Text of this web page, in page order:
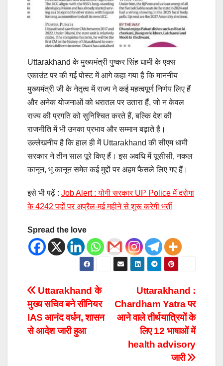
Uttarakhand के मुख्यमंत्री पुष्कर सिंह धामी के एक्स
एकाउंट पर की गई पोस्ट में आगे कहा गया है कि माननीय
मुख्यमंत्री जी के नेतृत्व में राज्य ने कई महत्वपूर्ण निर्णय लिए हैं
और अनेक योजनाओं को धरातल पर उतारा हैं, जो न केवल
राज्य की प्रगति को सुनिश्चित करते हैं, बल्कि देश की
राजनीति में भी उनका प्रभाव और सम्मान बढ़ाते है।
उल्लेखनीय है कि हाल ही में Uttarakhand की सीएम धामी
सरकार ने तीन साल पूरे किए हैं। इस अवधि में यूसीसी, नकल
कानून, भू कानून समेत कई मुद्दों पर अहम फैसले लिए गए हैं।
इसे भी पढ़ें : Job Alert : योगी सरकार UP Police में दरोगा
के 4242 पदों पर अप्रैल-मई महीने से शुरू करेगी भर्ती
Spread the love
Uttarakhand :
Chardham Yatra पर
आने वाले तीर्थयात्रियों के
लिए 12 भाषाओं में
health advisory
जारी
Uttarakhand के
मुख्य सचिव बने सीनियर
IAS आनंद वर्धन, शासन
से आदेश जारी हुआ